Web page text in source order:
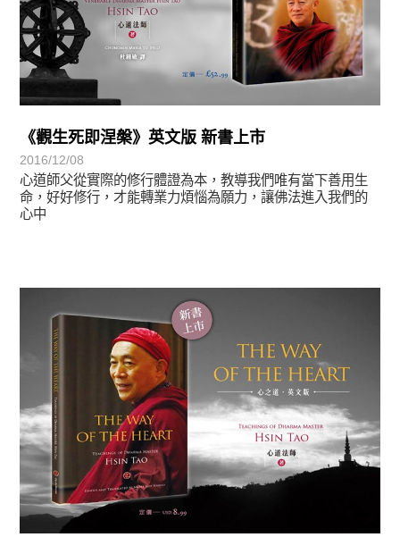
《觀生死即涅槃》英文版 新書上市
2016/12/08
心道師父從實際的修行體證為本，教導我們唯有當下善用生
命，好好修行，才能轉業力煩惱為願力，讓佛法進入我們的
心中